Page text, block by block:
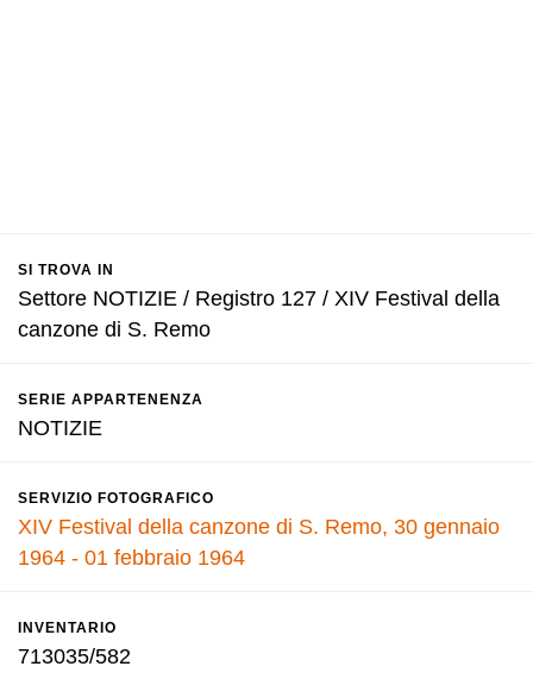
SI TROVA IN
Settore NOTIZIE / Registro 127 / XIV Festival della
canzone di S. Remo
SERIE APPARTENENZA
NOTIZIE
SERVIZIO FOTOGRAFICO
XIV Festival della canzone di S. Remo, 30 gennaio
1964 - 01 febbraio 1964
INVENTARIO
713035/582